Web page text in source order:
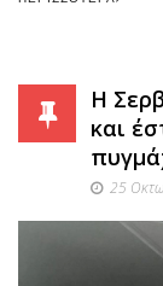
H
και
25